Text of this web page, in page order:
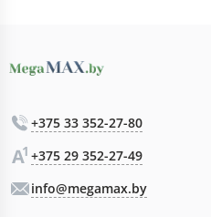
+375 33 352-27-80
+375 29 352-27-49
info@megamax.by